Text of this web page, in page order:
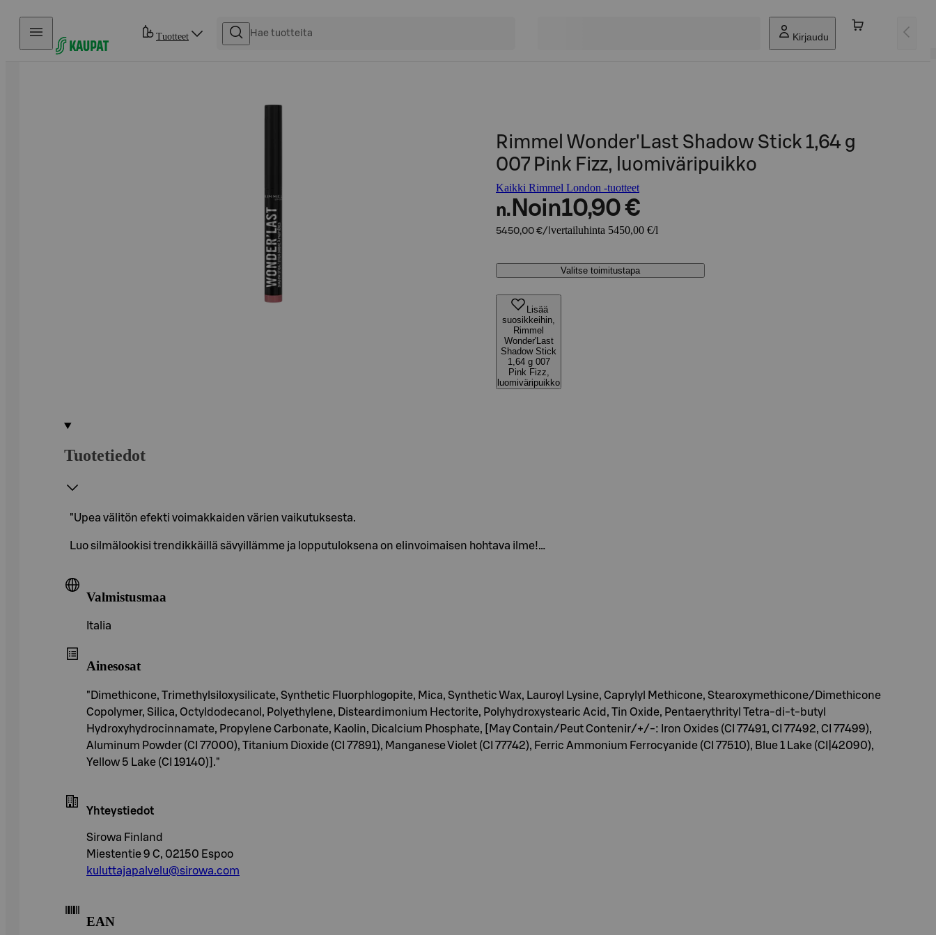
Hyppää sisältöön
Tuotteet Kirjaudu
Rimmel Wonder'Last Shadow Stick 1,64 g
007 Pink Fizz, luomiväripuikko
Kaikki Rimmel London -tuotteet
n. Noin10,90 €
5450,00 €/l vertailuhinta 5450,00 €/l
Valitse toimitustapa
Lisää
suosikkeihin,
Rimmel
Wonder'Last
Shadow Stick
1,64 g 007
Pink Fizz,
luomiväripuikko
Tuotetiedot
"Upea välitön efekti voimakkaiden värien vaikutuksesta.
Luo silmälookisi trendikkäillä sävyillämme ja lopputuloksena on elinvoimaisen hohtava ilme!…
Valmistusmaa
Italia
Ainesosat
"Dimethicone, Trimethylsiloxysilicate, Synthetic Fluorphlogopite, Mica, Synthetic Wax, Lauroyl Lysine, Caprylyl Methicone, Stearoxymethicone/Dimethicone
Copolymer, Silica, Octyldodecanol, Polyethylene, Disteardimonium Hectorite, Polyhydroxystearic Acid, Tin Oxide, Pentaerythrityl Tetra-di-t-butyl
Hydroxyhydrocinnamate, Propylene Carbonate, Kaolin, Dicalcium Phosphate, [May Contain/Peut Contenir/+/-: Iron Oxides (CI 77491, CI 77492, CI 77499),
Aluminum Powder (CI 77000), Titanium Dioxide (CI 77891), Manganese Violet (CI 77742), Ferric Ammonium Ferrocyanide (CI 77510), Blue 1 Lake (CI|42090),
Yellow 5 Lake (CI 19140)]."
Yhteystiedot
Sirowa Finland
Miestentie 9 C, 02150 Espoo
kuluttajapalvelu@sirowa.com
EAN